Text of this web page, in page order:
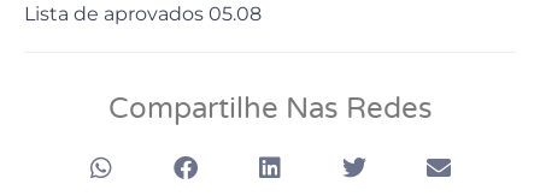
Lista de aprovados 05.08
Compartilhe Nas Redes